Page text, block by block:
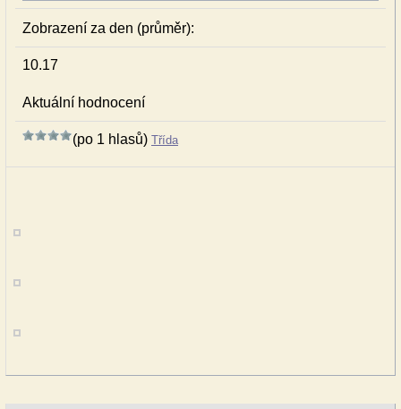
Zobrazení za den (průměr):
10.17
Aktuální hodnocení
(po 1 hlasů) Třída